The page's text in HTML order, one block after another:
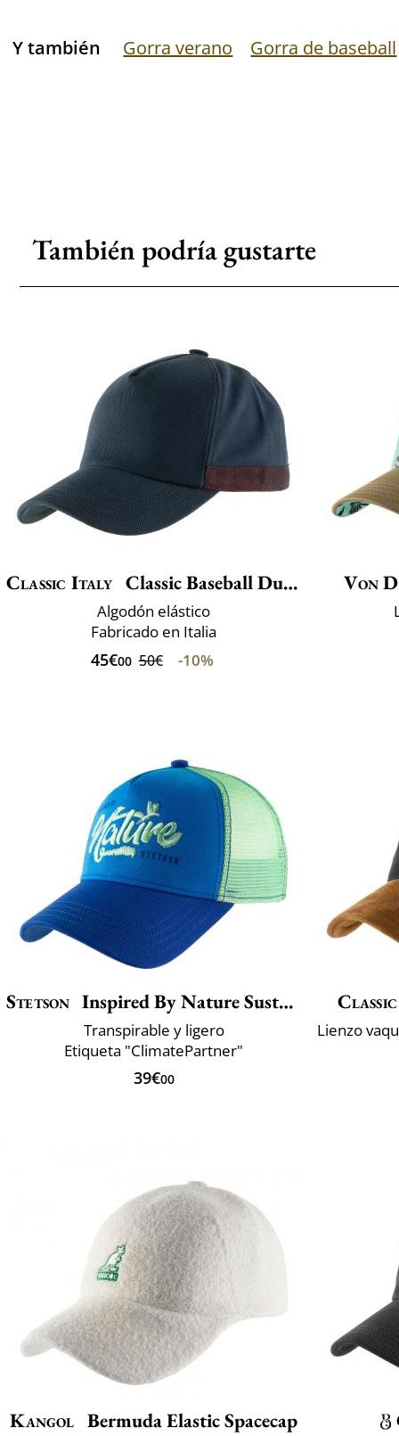
Y también Gorra verano Gorra de baseball
También podría gustarte
Classic Italy Classic Baseball Due Toni
Algodón elástico
Fabricado en Italia
45€00 50€ -10%
Von
Stetson Inspired By Nature Sustainable
Transpirable y ligero
Etiqueta "ClimatePartner"
39€00
Kangol Bermuda Elastic Spacecap